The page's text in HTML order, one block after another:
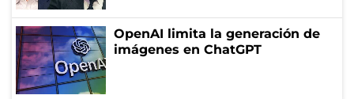
OpenAI limita la generación de
imágenes en ChatGPT